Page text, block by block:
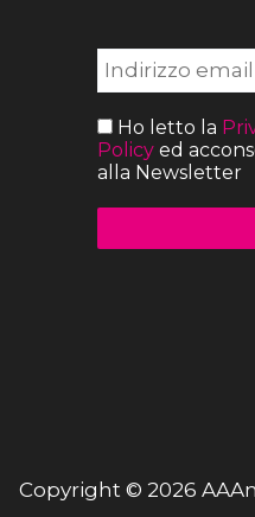
Ho letto la
Policyed
alla Newsletter
Copyright © 2026